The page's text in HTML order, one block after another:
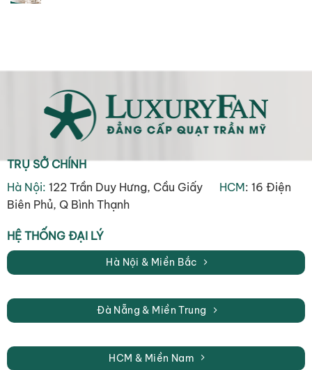
TRỤ SỞ CHÍNH
Hà Nội: 122 Trần Duy Hưng, Cầu Giấy HCM: 16 Điện
Biên Phủ, Q Bình Thạnh
HỆ THỐNG ĐẠI LÝ
Hà Nội & Miền Bắc
Đà Nẵng & Miền Trung
HCM & Miền Nam